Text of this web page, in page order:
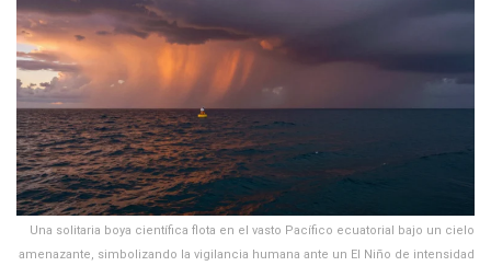
Una solitaria boya científica flota en el vasto Pacífico ecuatorial bajo un cielo
amenazante, simbolizando la vigilancia humana ante un El Niño de intensidad